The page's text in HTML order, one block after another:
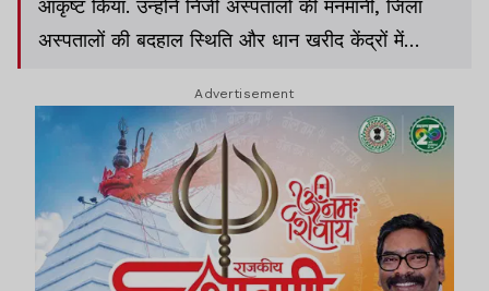
आकृष्ट किया. उन्होंने निजी अस्पतालों की मनमानी, जिला
अस्पतालों की बदहाल स्थिति और धान खरीद केंद्रों में
Advertisement